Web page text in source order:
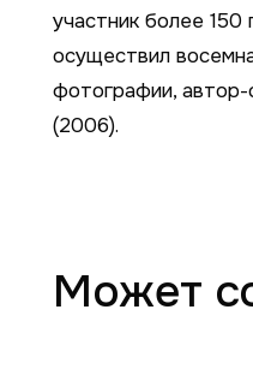
участник более 150
осуществил
фотографии, автор-
(2006).
Может